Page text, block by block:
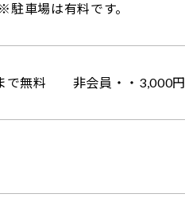
車場は有料です。
で無料 非会員・・3,000円